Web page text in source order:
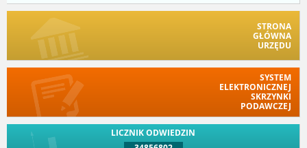
STRONA
GŁÓWNA
URZĘDU
SYSTEM
ELEKTRONICZNEJ
SKRZYNKI
PODAWCZEJ
LICZNIK ODWIEDZIN